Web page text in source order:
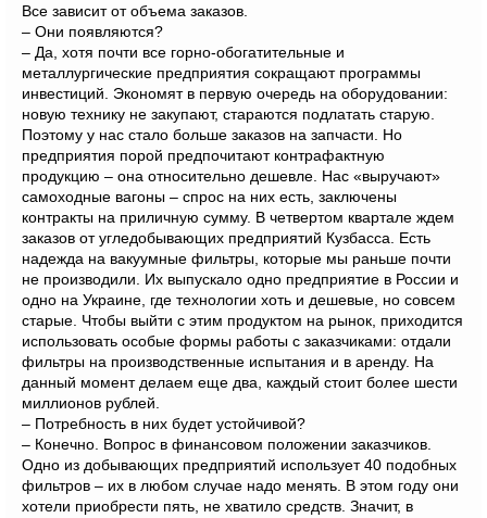
Все зависит от объема заказов.
– Они появляются?
– Да, хотя почти все горно-обогатительные и
металлургические предприятия сокращают программы
инвестиций. Экономят в первую очередь на оборудовании:
новую технику не закупают, стараются подлатать старую.
Поэтому у нас стало больше заказов на запчасти. Но
предприятия порой предпочитают контрафактную
продукцию – она относительно дешевле. Нас «выручают»
самоходные вагоны – спрос на них есть, заключены
контракты на приличную сумму. В четвертом квартале ждем
заказов от угледобывающих предприятий Кузбасса. Есть
надежда на вакуумные фильтры, которые мы раньше почти
не производили. Их выпускало одно предприятие в России и
одно на Украине, где технологии хоть и дешевые, но совсем
старые. Чтобы выйти с этим продуктом на рынок, приходится
использовать особые формы работы с заказчиками: отдали
фильтры на производственные испытания и в аренду. На
данный момент делаем еще два, каждый стоит более шести
миллионов рублей.
– Потребность в них будет устойчивой?
– Конечно. Вопрос в финансовом положении заказчиков.
Одно из добывающих предприятий использует 40 подобных
фильтров – их в любом случае надо менять. В этом году они
хотели приобрести пять, не хватило средств. Значит, в